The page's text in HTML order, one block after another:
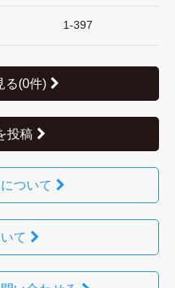
1-397
る(0件)
投稿
ついて
て